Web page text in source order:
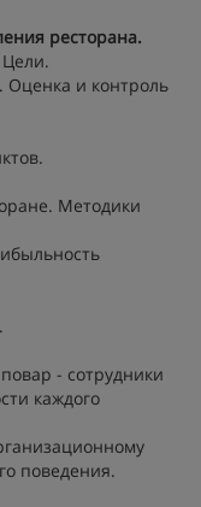
ресторана.
Оценка и контроль
Методики
- сотрудники
каждого
поведения.